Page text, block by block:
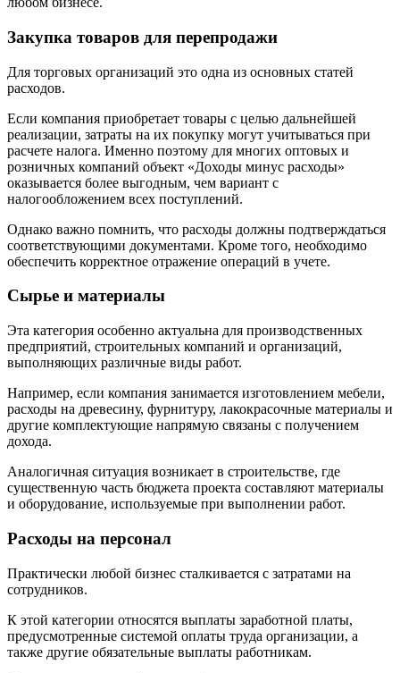
Закупка товаров для перепродажи
Для торговых организаций это одна из основных статей
расходов.
Если компания приобретает товары с целью дальнейшей
реализации, затраты на их покупку могут учитываться при
расчете налога. Именно поэтому для многих оптовых и
розничных компаний объект «Доходы минус расходы»
оказывается более выгодным, чем вариант с
налогообложением всех поступлений.
Однако важно помнить, что расходы должны подтверждаться
соответствующими документами. Кроме того, необходимо
обеспечить корректное отражение операций в учете.
Сырье и материалы
Эта категория особенно актуальна для производственных
предприятий, строительных компаний и организаций,
выполняющих различные виды работ.
Например, если компания занимается изготовлением мебели,
расходы на древесину, фурнитуру, лакокрасочные материалы и
другие комплектующие напрямую связаны с получением
дохода.
Аналогичная ситуация возникает в строительстве, где
существенную часть бюджета проекта составляют материалы
и оборудование, используемые при выполнении работ.
Расходы на персонал
Практически любой бизнес сталкивается с затратами на
сотрудников.
К этой категории относятся выплаты заработной платы,
предусмотренные системой оплаты труда организации, а
также другие обязательные выплаты работникам.